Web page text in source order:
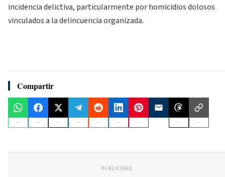
incidencia delictiva, particularmente por homicidios dolosos
vinculados a la delincuencia organizada.
Compartir
PUBLICIDAD